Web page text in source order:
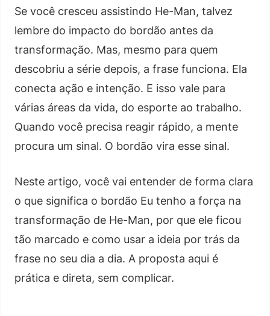
Se você cresceu assistindo He-Man, talvez
lembre do impacto do bordão antes da
transformação. Mas, mesmo para quem
descobriu a série depois, a frase funciona. Ela
conecta ação e intenção. E isso vale para
várias áreas da vida, do esporte ao trabalho.
Quando você precisa reagir rápido, a mente
procura um sinal. O bordão vira esse sinal.
Neste artigo, você vai entender de forma clara
o que significa o bordão Eu tenho a força na
transformação de He-Man, por que ele ficou
tão marcado e como usar a ideia por trás da
frase no seu dia a dia. A proposta aqui é
prática e direta, sem complicar.